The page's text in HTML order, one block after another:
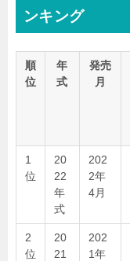
ンキング
順
位
年
式
発売
月
1
位
20
22
年
式
202
2年
4月
2
位
20
21
202
1年